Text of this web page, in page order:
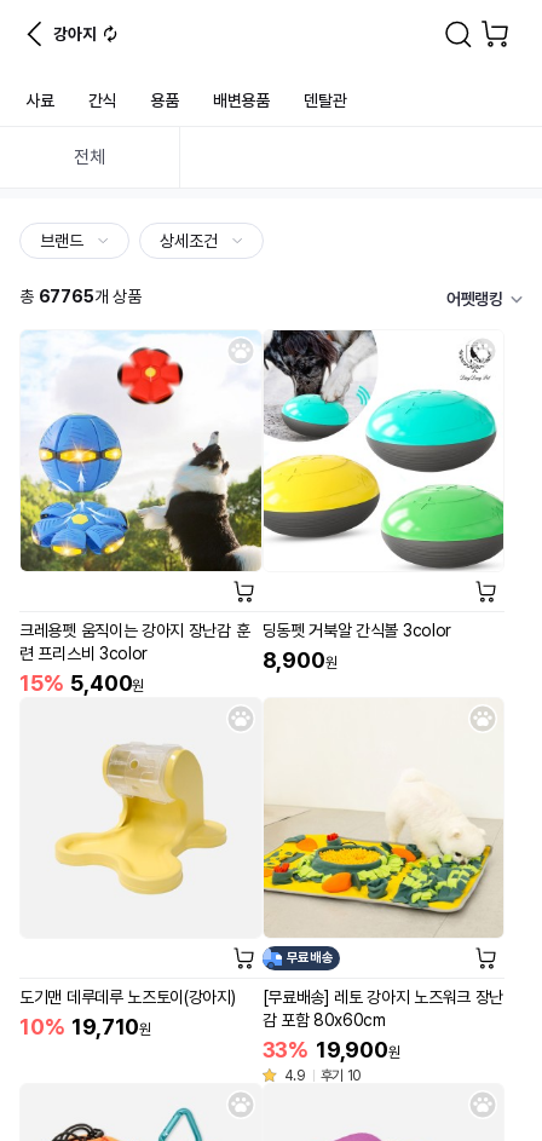
강아지
사료 간식 용품 배변용품 덴탈관
전체
브랜드 상세조건
총 67765개 상품 어펫랭킹
크레용펫 움직이는 강아지 장난감 훈
련 프리스비 3color
15% 5,400원
딩동펫 거북알 간식볼 3color
8,900원
도기맨 데루데루 노즈토이(강아지)
10% 19,710원
무료배송
[무료배송] 레토 강아지 노즈워크 장난
감 포함 80x60cm
33% 19,900원
4.9
후기 10